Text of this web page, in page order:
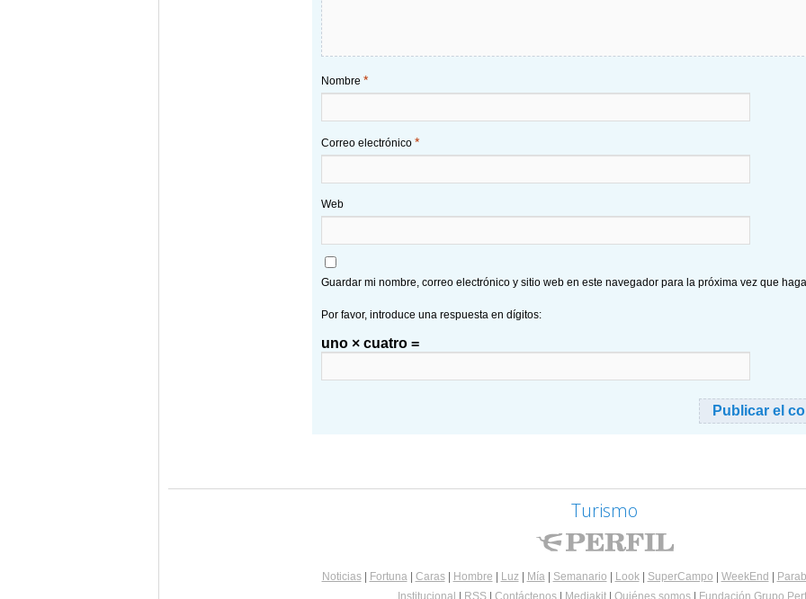
Nombre *
Correo electrónico *
Web
Guardar mi nombre, correo electrónico y sitio web en este navegador para la próxima vez que
Por favor, introduce una respuesta en dígitos:
uno × cuatro =
Turismo
Noticias| Fortuna| Caras| Hombre Luz| Mía| Semanario Look| SuperCampo WeekEnd
Institucional
RSS| Contáctenos| Mediakit| Quiénes somos| Fundación Grupo